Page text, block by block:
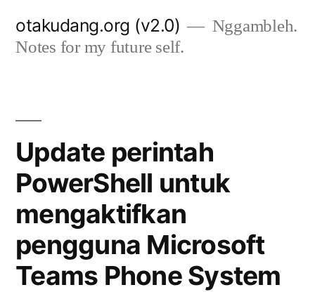
otakudang.org (v2.0)
Nggambleh.
Notes for my future self.
Update perintah
PowerShell untuk
mengaktifkan
pengguna Microsoft
Teams Phone System